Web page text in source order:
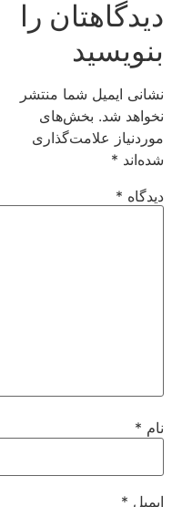
دیدگاهتان را
بنویسید
نشانی ایمیل شما منتشر
نخواهد شد. بخش‌های
موردنیاز علامت‌گذاری
شده‌اند *
دیدگاه *
نام *
ایمیل *